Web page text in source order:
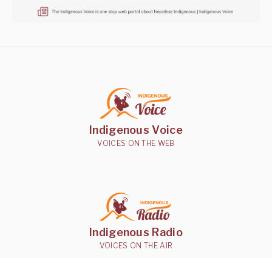
Indigenous Voice
VOICES ON THE WEB
Indigenous Radio
VOICES ON THE AIR